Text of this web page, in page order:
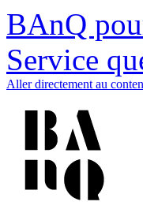
BAnQ
Service
Aller directement au